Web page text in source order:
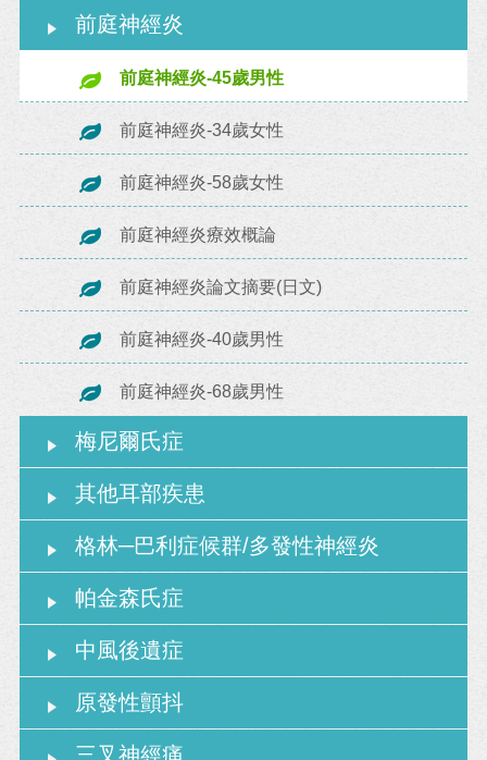
前庭神經炎
前庭神經炎-45歲男性
前庭神經炎-34歲女性
前庭神經炎-58歲女性
前庭神經炎療效概論
前庭神經炎論文摘要(日文)
前庭神經炎-40歲男性
前庭神經炎-68歲男性
梅尼爾氏症
其他耳部疾患
格林─巴利症候群/多發性神經炎
帕金森氏症
中風後遺症
原發性顫抖
三叉神經痛